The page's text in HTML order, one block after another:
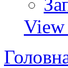
View